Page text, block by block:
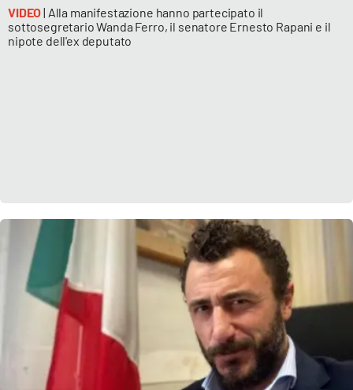
VIDEO| Alla manifestazione hanno partecipato il
sottosegretario Wanda Ferro, il senatore Ernesto Rapani e il
nipote dell'ex deputato